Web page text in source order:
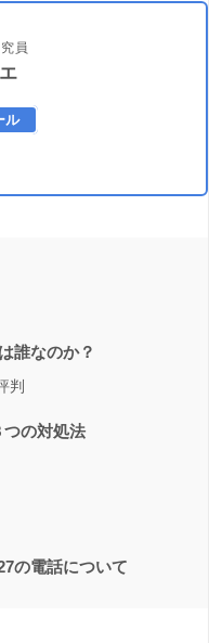
員
ル
誰なのか？
判
の対処法
の電話について